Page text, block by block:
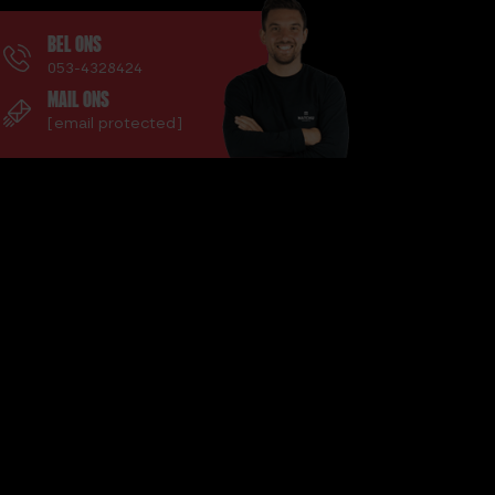
WEIGHT VEST PLATES – 2 X 4.2
KG
BEL ONS
053-4328424
MAIL ONS
[email protected]